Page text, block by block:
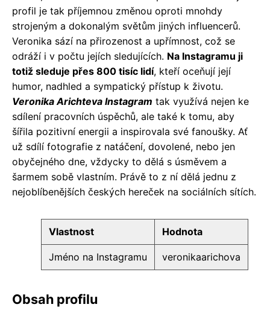
profil je tak příjemnou změnou oproti mnohdy
strojeným a dokonalým světům jiných influencerů.
Veronika sází na přirozenost a upřímnost, což se
odráží i v počtu jejích sledujících. Na Instagramu ji
totiž sleduje přes 800 tisíc lidí, kteří oceňují její
humor, nadhled a sympatický přístup k životu.
Veronika Arichteva Instagram tak využívá nejen ke
sdílení pracovních úspěchů, ale také k tomu, aby
šířila pozitivní energii a inspirovala své fanoušky. Ať
už sdílí fotografie z natáčení, dovolené, nebo jen
obyčejného dne, vždycky to dělá s úsměvem a
šarmem sobě vlastním. Právě to z ní dělá jednu z
nejoblíbenějších českých hereček na sociálních sítích.
Vlastnost Hodnota
Jméno na Instagramu veronikaarichova
Obsah profilu